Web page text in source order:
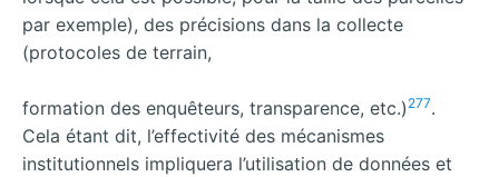
par exemple), des précisions dans la collecte
(protocoles de terrain,
formation des enquêteurs, transparence, etc.) 277.
Cela étant dit, l’effectivité des mécanismes
institutionnels impliquera l’utilisation de données et